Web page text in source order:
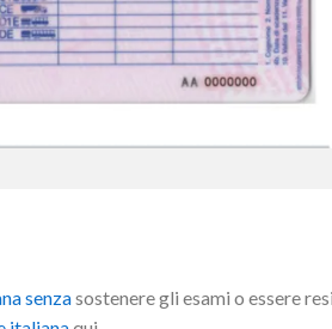
senzasostenere gli esami o essere